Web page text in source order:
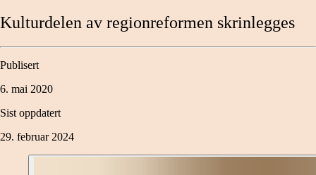
Kulturdelen av regionreformen skrinlegges
Publisert
6. mai 2020
Sist oppdatert
29. februar 2024